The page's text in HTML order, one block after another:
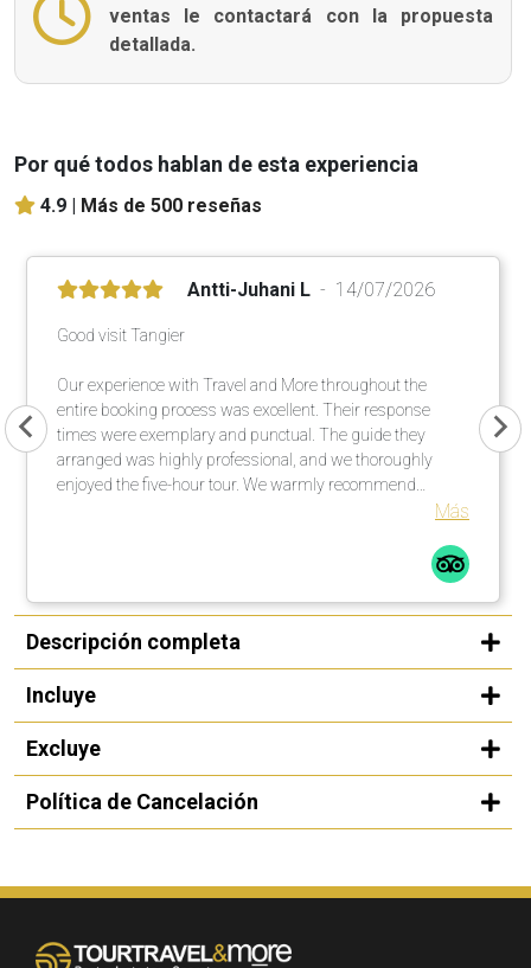
ventas le contactará con la propuesta
detallada.
Por qué todos hablan de esta experiencia
4.9 | Más de 500 reseñas
Antti-Juhani L 14/07/2026
Good visit Tangier
Our experience with Travel and More throughout the
entire booking process was excellent. Their response
times were exemplary and punctual. The guide they
arranged was highly professional, and we thoroughly
enjoyed the five-hour tour. We warmly recommend
organizing a rewarding city tour in cooperation with thisMás
Descripción completa
Incluye
Excluye
Política de Cancelación